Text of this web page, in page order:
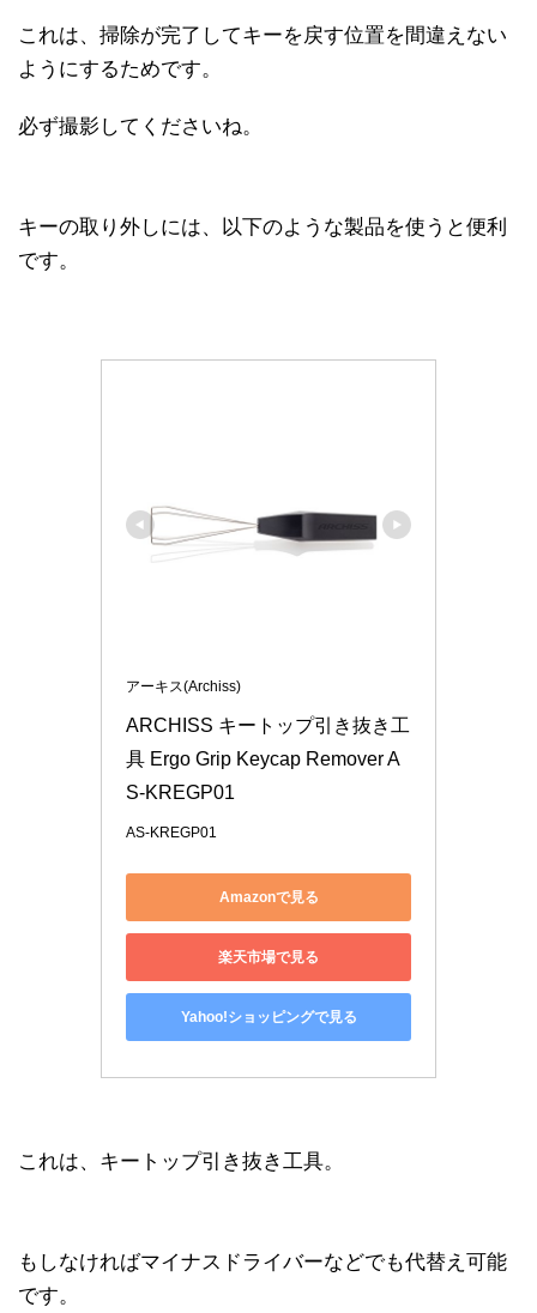
これは、掃除が完了してキーを戻す位置を間違えない
ようにするためです。
必ず撮影してくださいね。
キーの取り外しには、以下のような製品を使うと便利
です。
アーキス(Archiss)
ARCHISS キートップ引き抜き工
具 Ergo Grip Keycap Remover A
S-KREGP01
AS-KREGP01
Amazonで見る
楽天市場で見る
Yahoo!ショッピングで見る
これは、キートップ引き抜き工具。
もしなければマイナスドライバーなどでも代替え可能
です。